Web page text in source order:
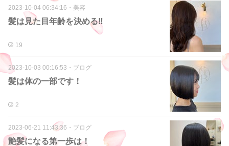
2023-10-04 06:34:16 ・ 美容
髪は見た目年齢を決める‼️
19
2023-10-03 00:16:53 ・ ブログ
髪は体の一部です！
2
2023-06-21 11:43:36 ・ ブログ
艶髪になる第一歩は！